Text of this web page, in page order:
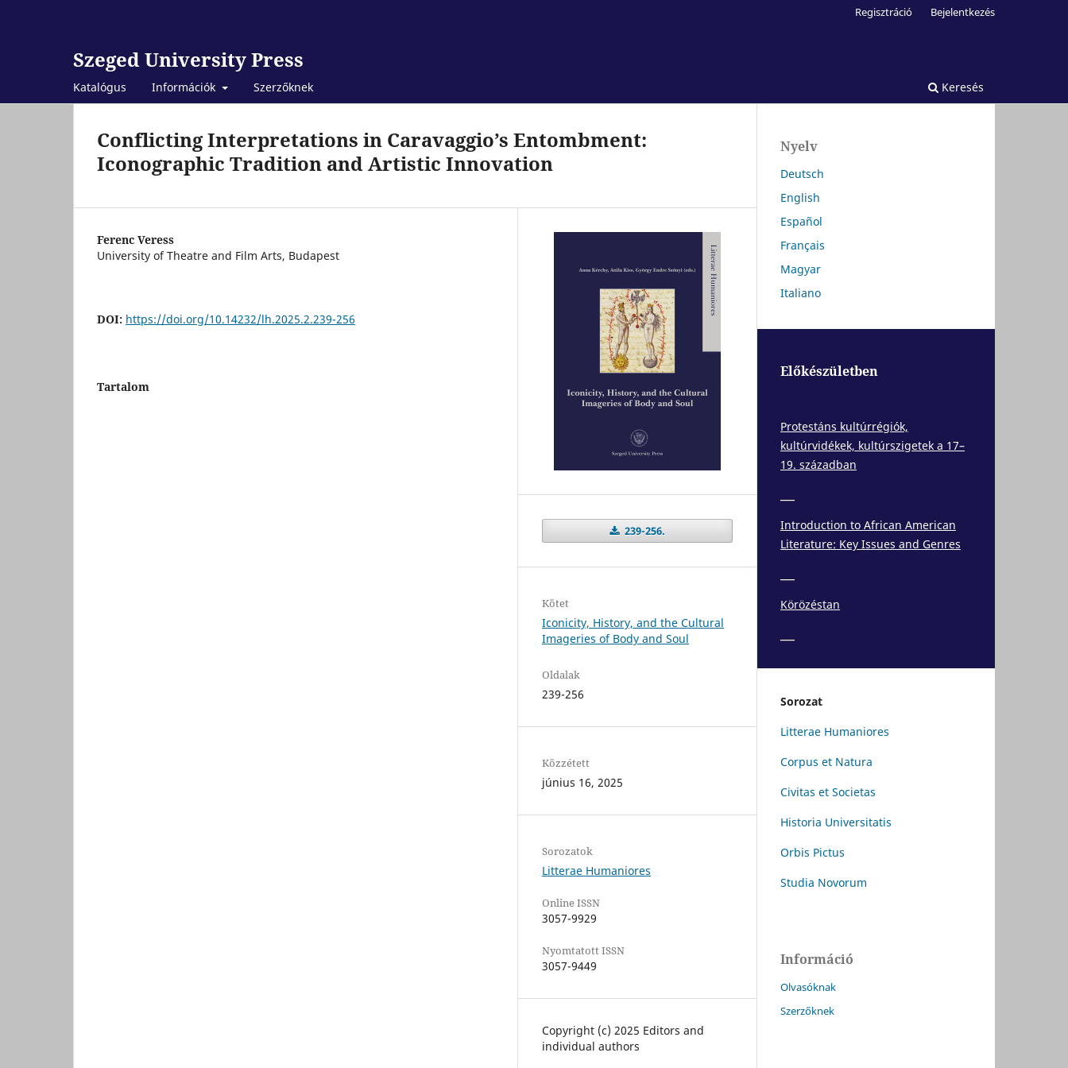
Szeged University Press
Katalógus Információk Szerzőknek Keresés
Regisztráció Bejelentkezés
Conflicting Interpretations in Caravaggio’s Entombment:
Iconographic Tradition and Artistic Innovation
Ferenc Veress
University of Theatre and Film Arts, Budapest
DOI: https://doi.org/10.14232/lh.2025.2.239-256
Tartalom
239-256.
Kötet
Iconicity, History, and the Cultural
Imageries of Body and Soul
Oldalak
239-256
Közzétett
június 16, 2025
Sorozatok
Litterae Humaniores
Online ISSN
3057-9929
Nyomtatott ISSN
3057-9449
Copyright (c) 2025 Editors and
individual authors
Nyelv
Deutsch
English
Español
Français
Magyar
Italiano
Előkészületben
Protestáns kultúrrégiók,
kultúrvidékek, kultúrszigetek a 17–
19. században
Introduction to African American
Literature: Key Issues and Genres
Körözéstan
Sorozat
Litterae Humaniores
Corpus et Natura
Civitas et Societas
Historia Universitatis
Orbis Pictus
Studia Novorum
Információ
Olvasóknak
Szerzőknek